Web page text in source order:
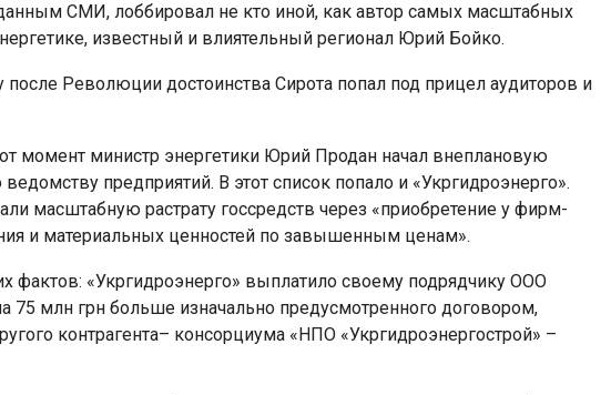
данным СМИ, лоббировал не кто иной, как автор самых масштабных
известный и влиятельный регионал Юрий Бойко.
после Революции достоинства Сирота попал под прицел аудиторов и
момент министр энергетики Юрий Продан начал внеплановую
предприятий. В этот список попало и «Укргидроэнерго».
масштабную растрату госсредств через «приобретение у фирм-
и материальных ценностей по завышенным ценам».
фактов: «Укргидроэнерго» выплатило своему подрядчику ООО
75 млн грн больше изначально предусмотренного договором,
контрагента– консорциума «НПО «Укргидроэнергострой» –